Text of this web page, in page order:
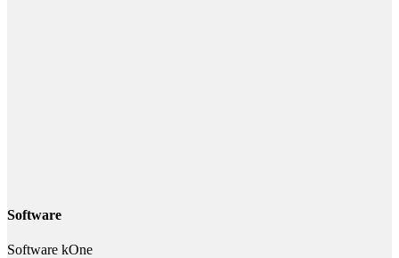
Software
Software kOne